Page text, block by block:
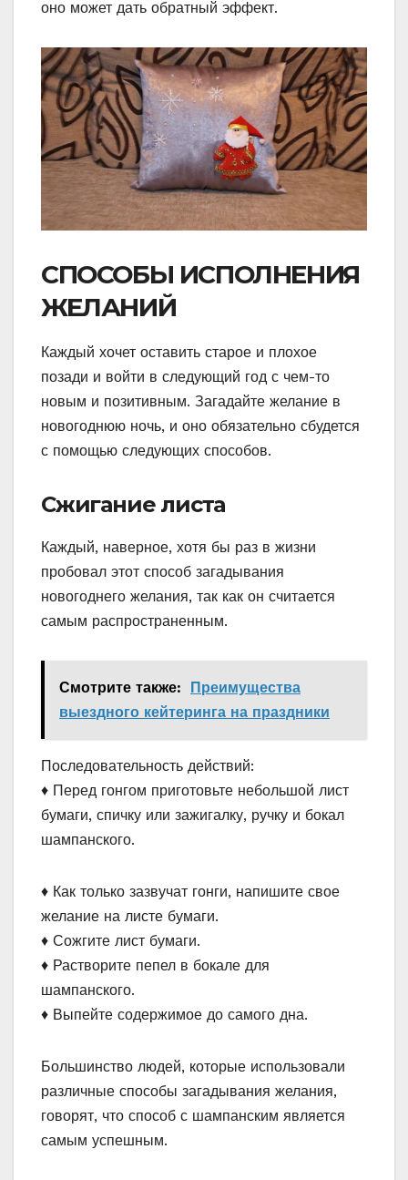
оно может дать обратный эффект.
СПОСОБЫ ИСПОЛНЕНИЯ
ЖЕЛАНИЙ
Каждый хочет оставить старое и плохое
позади и войти в следующий год с чем-то
новым и позитивным. Загадайте желание в
новогоднюю ночь, и оно обязательно сбудется
с помощью следующих способов.
Сжигание листа
Каждый, наверное, хотя бы раз в жизни
пробовал этот способ загадывания
новогоднего желания, так как он считается
самым распространенным.
Смотрите также:
Преимущества
выездного кейтеринга на праздники
Последовательность действий:
♦ Перед гонгом приготовьте небольшой лист
бумаги, спичку или зажигалку, ручку и бокал
шампанского.
♦ Как только зазвучат гонги, напишите свое
желание на листе бумаги.
♦ Сожгите лист бумаги.
♦ Растворите пепел в бокале для
шампанского.
♦ Выпейте содержимое до самого дна.
Большинство людей, которые использовали
различные способы загадывания желания,
говорят, что способ с шампанским является
самым успешным.